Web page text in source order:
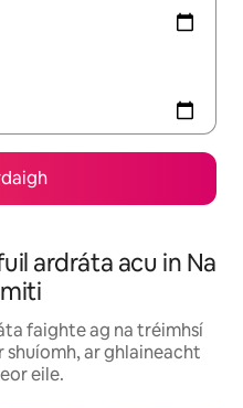
ardráta acu in Na
faighte ag na tréimhsí
shuíomh, ar ghlaineacht
eile.